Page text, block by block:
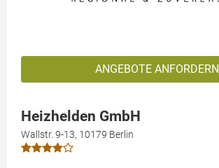
ANGEBOTE ANFORDERN
Heizhelden GmbH
Wallstr. 9-13, 10179 Berlin